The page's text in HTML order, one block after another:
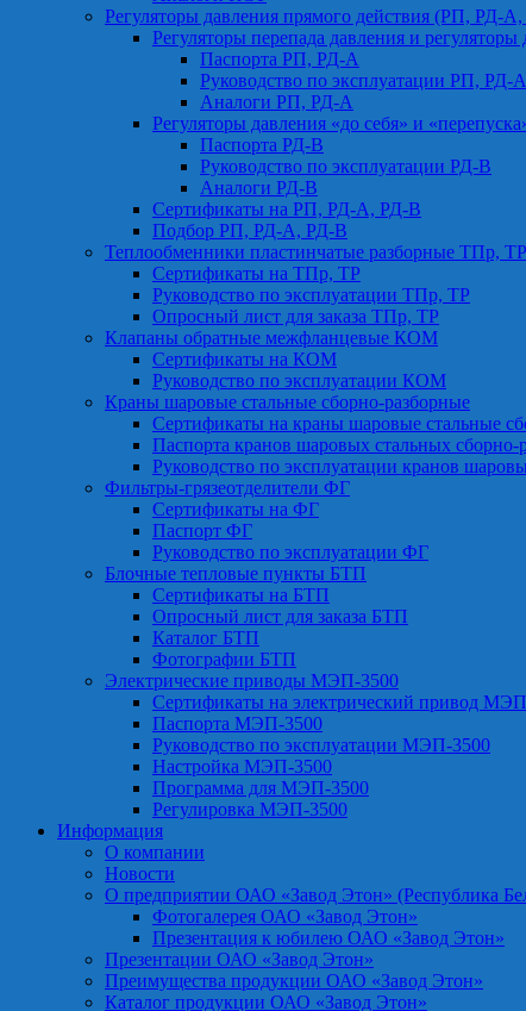
Регуляторы давления прямого действия (РП, РД-
Регуляторы перепада давления и
Паспорта РП, РД-А
Руководство по эксплуатации РП, РД-А
Аналоги РП, РД-А
Регуляторы давления «до себя» и
Паспорта РД-В
Руководство по эксплуатации РД-В
Аналоги РД-В
Сертификаты на РП, РД-А, РД-В
Подбор РП, РД-А, РД-В
Теплообменники пластинчатые разборные ТПр, ТР
Сертификаты на ТПр, ТР
Руководство по эксплуатации ТПр, ТР
Опросный лист для заказа ТПр, ТР
Клапаны обратные межфланцевые КОМ
Сертификаты на КОМ
Руководство по эксплуатации КОМ
Краны шаровые стальные сборно-разборные
Сертификаты на краны шаровые стальные
Паспорта кранов шаровых стальных сборно-
Руководство по эксплуатации кранов
Фильтры-грязеотделители ФГ
Сертификаты на ФГ
Паспорт ФГ
Руководство по эксплуатации ФГ
Блочные тепловые пункты БТП
Сертификаты на БТП
Опросный лист для заказа БТП
Каталог БТП
Фотографии БТП
Электрические приводы МЭП-3500
Сертификаты на электрический привод
Паспорта МЭП-3500
Руководство по эксплуатации МЭП-3500
Настройка МЭП-3500
Программа для МЭП-3500
Регулировка МЭП-3500
Информация
О компании
Новости
О предприятии ОАО «Завод Этон» (Республика
Фотогалерея ОАО «Завод Этон»
Презентация к юбилею ОАО «Завод Этон»
Презентации ОАО «Завод Этон»
Преимущества продукции ОАО «Завод Этон»
Каталог продукции ОАО «Завод Этон»